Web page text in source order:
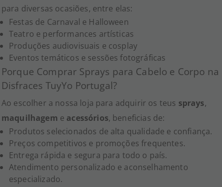
para diversas ocasiões, entre elas:
Festas de Carnaval e Halloween
Teatro e performances artísticas
Produções audiovisuais e cosplay
Eventos temáticos e sessões fotográficas
Porque Comprar Sprays para Cabelo e Corpo na
Disfraces TuyYo Portugal?
Ao escolher a nossa loja para adquirir os teus sprays,
maquilhagem e acessórios, beneficias de:
Produtos selecionados de alta qualidade e confiança.
Preços competitivos e promoções frequentes.
Entrega rápida e segura para todo o país.
Atendimento personalizado e aconselhamento
especializado.